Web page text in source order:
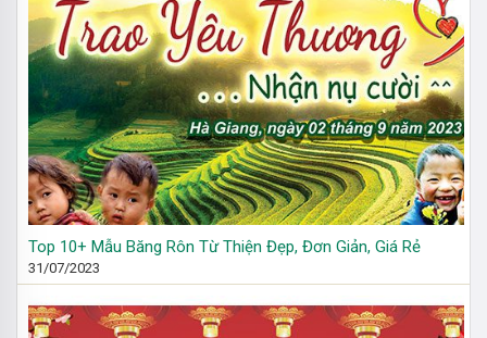
Top 10+ Mẫu Băng Rôn Từ Thiện Đẹp, Đơn Giản, Giá Rẻ
31/07/2023